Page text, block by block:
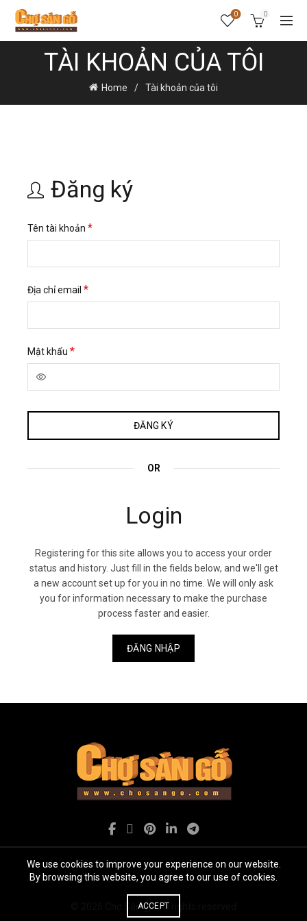
0 0
TÀI KHOẢN CỦA TÔI
Home Tài khoản của tôi
Đăng ký
Tên tài khoản *Bắt
buộc
Địa chỉ email *Bắt
buộc
Mật khẩu *Bắt
buộc
ĐĂNG KÝ
OR
Login
Registering for this site allows you to access your order
status and history. Just fill in the fields below, and we'll get
a new account set up for you in no time. We will only ask
you for information necessary to make the purchase
process faster and easier.
ĐĂNG NHẬP
Chợ Sàn gỗ. All rights reserved
We use cookies to improve your experience on our website.
By browsing this website, you agree to our use of cookies.
ACCEPT